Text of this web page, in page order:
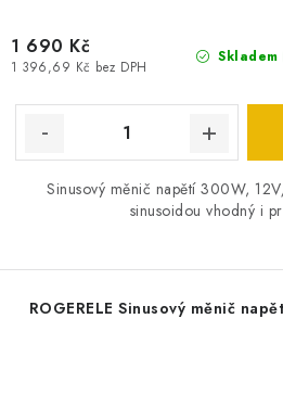
Skladem
1 396,69 Kč bez DPH
1 690 Kč
Sinusový měnič napětí 300W,
sinusoidou vhodný i
ROGERELE Sinusový měnič